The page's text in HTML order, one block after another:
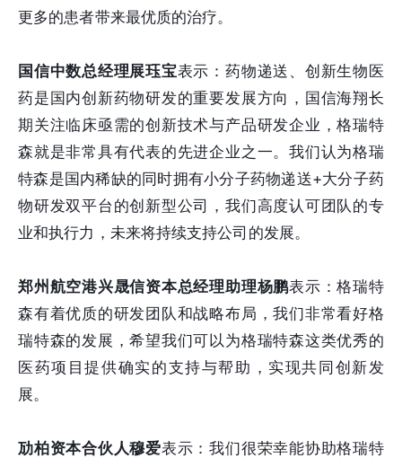
更多的患者带来最优质的治疗。
国信中数总经理展珏宝表示：药物递送、创新生物医
药是国内创新药物研发的重要发展方向，国信海翔长
期关注临床亟需的创新技术与产品研发企业，格瑞特
森就是非常具有代表的先进企业之一。我们认为格瑞
特森是国内稀缺的同时拥有小分子药物递送+大分子药
物研发双平台的创新型公司，我们高度认可团队的专
业和执行力，未来将持续支持公司的发展。
郑州航空港兴晟信资本总经理助理杨鹏表示：格瑞特
森有着优质的研发团队和战略布局，我们非常看好格
瑞特森的发展，希望我们可以为格瑞特森这类优秀的
医药项目提供确实的支持与帮助，实现共同创新发
展。
劢柏资本合伙人穆爱表示：我们很荣幸能协助格瑞特